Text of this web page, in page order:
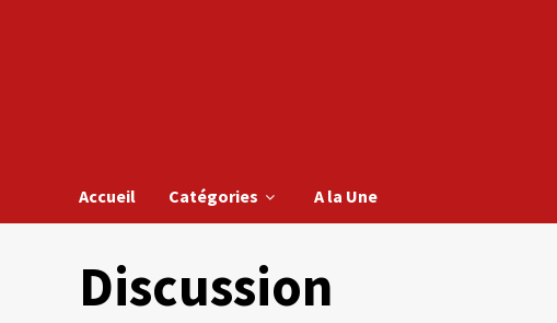
Accueil Catégories A la Une
Discussion